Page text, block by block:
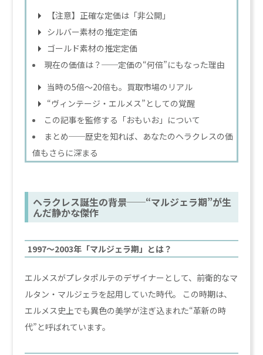
【注意】正確な定価は「非公開」
シルバー素材の推定定価
ゴールド素材の推定定価
現在の価値は？──定価の“何倍”にもなった理由
当時の5倍〜20倍も。買取市場のリアル
“ヴィンテージ・エルメス”としての覚醒
この記事を監修する「おもいお」について
まとめ──歴史を知れば、あなたのヘラクレスの価
値もさらに深まる
ヘラクレス誕生の背景──“マルジェラ期”が生
んだ静かな傑作
1997〜2003年「マルジェラ期」とは？
エルメスがプレタポルテのデザイナーとして、前衛的なマ
ルタン・マルジェラを起用していた時代。 この時期は、
エルメス史上でも異色の美学が注ぎ込まれた“革新の時
代”と呼ばれています。